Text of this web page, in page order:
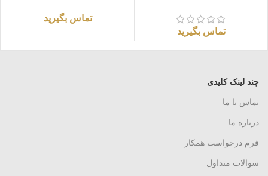
تماس بگیرید
تماس بگیرید
چند لینک کلیدی
تماس با ما
درباره ما
فرم درخواست همکار
سوالات متداول